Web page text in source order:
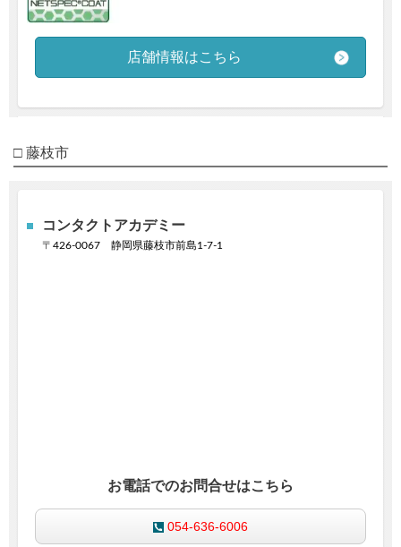
店舗情報はこちら
□ 藤枝市
コンタクトアカデミー
〒 426-0067 静岡県藤枝市前島1-7-1
お電話でのお問合せはこちら
054-636-6006